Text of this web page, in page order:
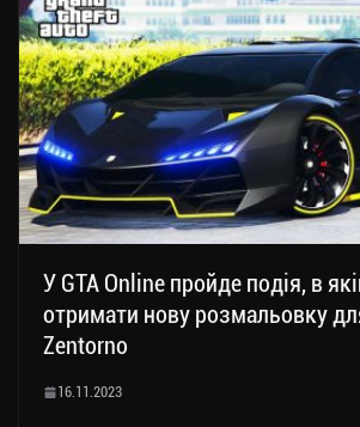
У GTA Online пройде подія, в
отримати нову розмальовку
Zentorno
16.11.2023